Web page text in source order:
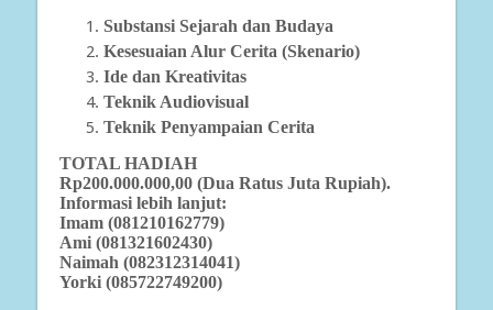
Substansi Sejarah dan Budaya
Kesesuaian Alur Cerita (Skenario)
Ide dan Kreativitas
Teknik Audiovisual
Teknik Penyampaian Cerita
TOTAL HADIAH
Rp200.000.000,00 (Dua Ratus Juta Rupiah).
Informasi lebih lanjut:
Imam (081210162779)
Ami (081321602430)
Naimah (082312314041)
Yorki (085722749200)